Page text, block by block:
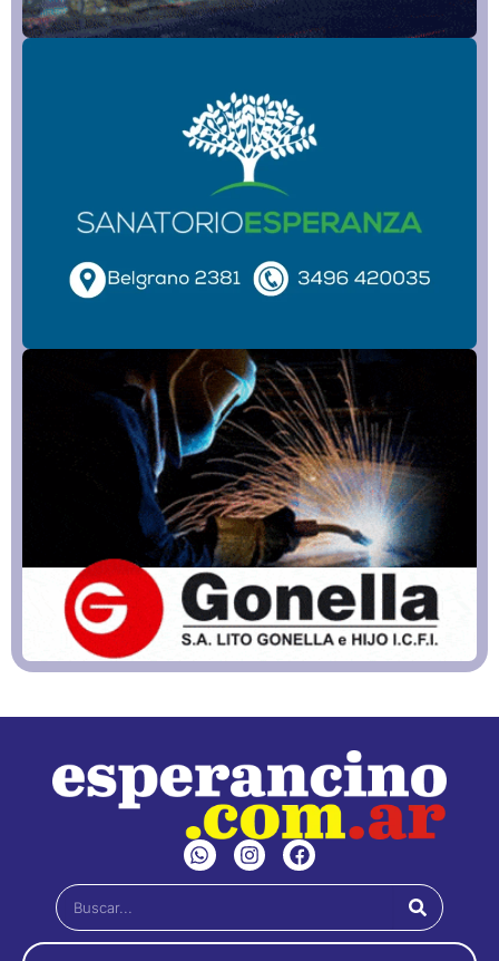
W
h
a
s
a
I
n
s
a
g
F
a
c
b
o
Buscar